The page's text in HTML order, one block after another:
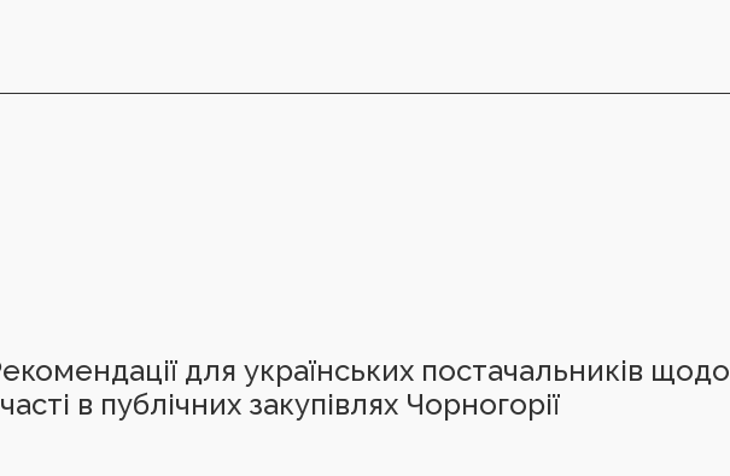
для українських постачальників щодо
в публічних закупівлях Чорногорії